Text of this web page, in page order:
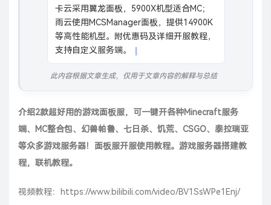
卡云采用翼龙面板，5900X机型适合MC；
雨云使用MCSManager面板，提供14900K
等高性能机型。附优惠码及详细开服教程，
支持自定义服务端。
此内容根据文章生成，仅用于文章内容的解释与总结
介绍2款超好用的游戏面板服，可一键开各种Minecraft服务
端、MC整合包、 幻兽帕鲁、七日杀、饥荒、CSGO、泰拉瑞亚
等众多游戏服务器！面板服开服使用教程。游戏服务器搭建教
程，联机教程。
视频教程： https://www.bilibili.com/video/BV1SsWPe1Enj/